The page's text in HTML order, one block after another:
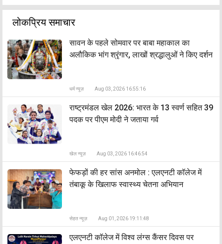
लोकप्रिय समाचार
सावन के पहले सोमवार पर बाबा महाकाल का
अलौकिक भांग श्रृंगार, लाखों श्रद्धालुओं ने किए दर्शन
धर्म न्यूज़ Aug 03, 2026 16:55:16
राष्ट्रमंडल खेल 2026: भारत के 13 स्वर्ण सहित 39
पदक पर पीएम मोदी ने जताया गर्व
खेल न्यूज़ Aug 03, 2026 16:46:54
फेफड़ों की हर सांस अनमोल : एलएनटी कॉलेज में
तंबाकू के खिलाफ स्वास्थ्य चेतना अभियान
सेहत न्यूज़ Aug 01, 2026 19:11:48
एलएनटी कॉलेज में विश्व लंग्स कैंसर दिवस पर